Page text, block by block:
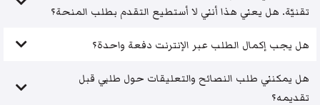
تقنيّة. هل يعني هذا أنني لا أستطيع التقدم بطلب المنحة؟
هل يجب إكمال الطلب عبر الإنترنت دفعة واحدة؟
هل يمكنني طلب النصائح والتعليقات حول طلبي قبل
تقديمه؟